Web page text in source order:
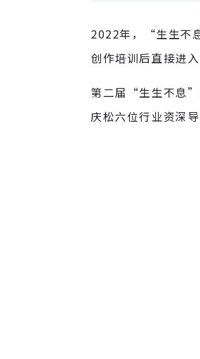
2022年，“生生不
创作培训后直接进
第二届“生生不息”
庆松六位行业资深